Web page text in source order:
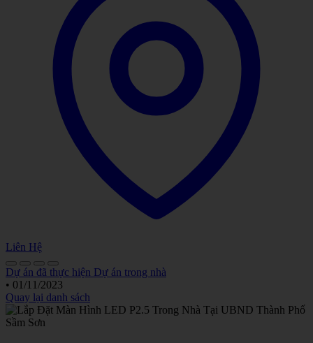
Liên Hệ
Dự án đã thực hiện Dự án trong nhà
• 01/11/2023
Quay lại danh sách